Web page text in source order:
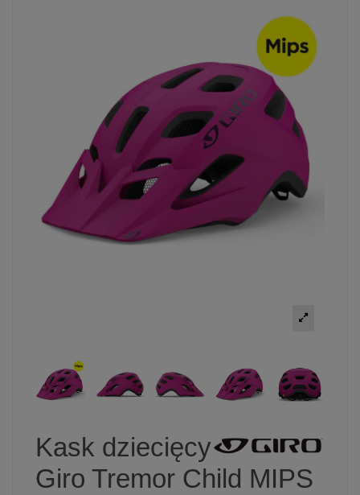
Kask dziecięcy
Giro Tremor Child MIPS